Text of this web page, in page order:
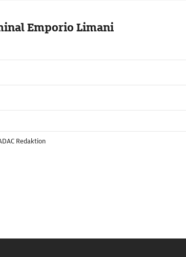
Emporio Limani
Redaktion